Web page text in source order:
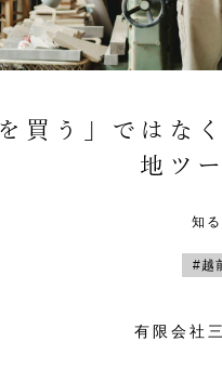
を買う」ではな
地ツ
知
#越
有限会社